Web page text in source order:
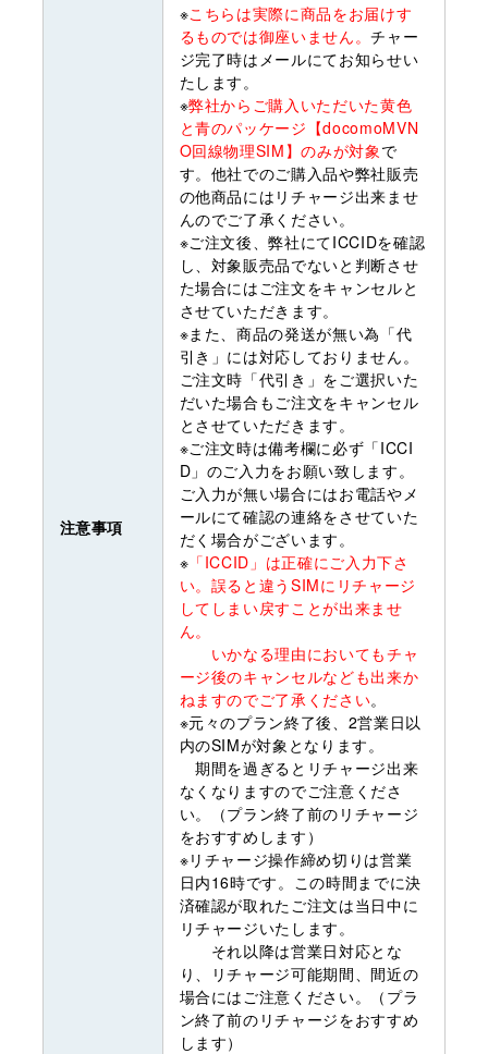
注意事項
※こちらは実際に商品をお届けす
るものでは御座いません。チャー
ジ完了時はメールにてお知らせい
たします。
※弊社からご購入いただいた黄色
と青のパッケージ【docomoMVN
O回線物理SIM】のみが対象 で
す。他社でのご購入品や弊社販売
の他商品にはリチャージ出来ませ
んのでご了承ください。
※ご注文後、弊社にてICCIDを確認
し、対象販売品でないと判断させ
た場合にはご注文をキャンセルと
させていただきます。
※また、商品の発送が無い為「代
引き」には対応しておりません。
ご注文時「代引き」をご選択いた
だいた場合もご注文をキャンセル
とさせていただきます。
※ご注文時は備考欄に必ず「ICCI
D」のご入力をお願い致します。
ご入力が無い場合にはお電話やメ
ールにて確認の連絡をさせていた
だく場合がございます。
※ 「ICCID」は正確にご入力下さ
い。誤ると違うSIMにリチャージ
してしまい戻すことが出来ませ
ん。
いかなる理由においてもチャ
ージ後のキャンセルなども出来か
ねますのでご了承ください。
※元々のプラン終了後、2営業日以
内のSIMが対象となります。
期間を過ぎるとリチャージ出来
なくなりますのでご注意くださ
い。（プラン終了前のリチャージ
をおすすめします）
※リチャージ操作締め切りは営業
日内16時です。この時間までに決
済確認が取れたご注文は当日中に
リチャージいたします。
それ以降は営業日対応とな
り、リチャージ可能期間、間近の
場合にはご注意ください。（プラ
ン終了前のリチャージをおすすめ
します）